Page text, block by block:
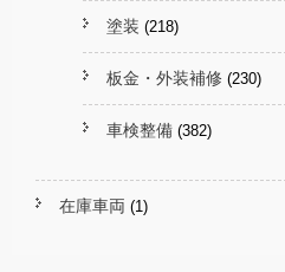
塗装 (218)
板金・外装補修 (230)
車検整備 (382)
在庫車両 (1)